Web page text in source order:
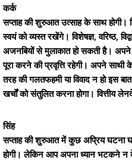
कर्क
सप्ताह की शुरुआत उत्साह के साथ होगी।
स्वयं को व्यस्त रखेंगे। विशेषज्ञ, वरिष्ठ,
अजनबियों से मुलाकात हो सकती है।
पूरा करने की प्रवृत्ति रहेगी। अपने
तरह की गलतफहमी या विवाद न हो इस
खर्चों को संतुलित करना होगा। वित्तीय
सिंह
सप्ताह की शुरुआत में कुछ अप्रिय घटना
होगी। लेकिन आप अपना ध्यान भटकने न